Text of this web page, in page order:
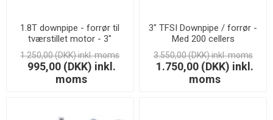
1.8T downpipe - forrør til
tværstillet motor - 3"
1.250,00 (DKK) inkl. moms
995,00 (DKK) inkl.
moms
3" TFSI Downpipe / forrør -
Med 200 cellers
Racerkatalysator - SS201
3.550,00 (DKK) inkl. moms
1.750,00 (DKK) inkl.
moms